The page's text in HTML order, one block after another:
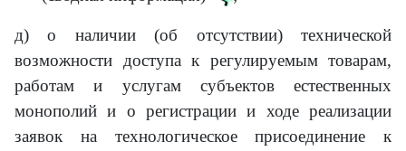
д) о наличии (об отсутствии) технической
возможности доступа к регулируемым товарам,
работам и услугам субъектов естественных
монополий и о регистрации и ходе реализации
заявок на технологическое присоединение к